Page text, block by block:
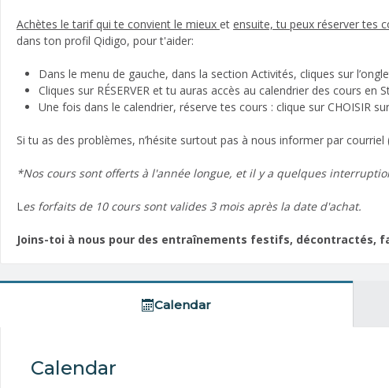
Achètes le tarif qui te convient le mieux et ensuite, tu peux réserver tes
dans ton profil Qidigo, pour t'aider:
Dans le menu de gauche, dans la section Activités, cliques sur
Cliques sur RÉSERVER et tu auras accès au calendrier des cours en
Une fois dans le calendrier, réserve tes cours : clique sur CHOISIR
Si tu as des problèmes, n’hésite surtout pas à nous informer par
*Nos cours sont offerts à l'année longue, et il y a quelques
Les forfaits de 10 cours sont valides 3 mois après la date d'achat.
Joins-toi à nous pour des entraînements festifs, décontractés,
Calendar
Calendar